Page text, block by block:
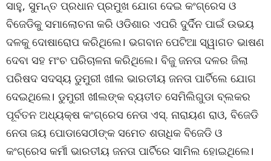
ସାହୁ, ସୁମନ୍ତ ପ୍ରଧାନ ପ୍ରମୁଖ ଯୋଗ ଦେଇ କଂଗ୍ରେସ ଓ
ବିଜେଡିକୁ ସମାଲୋଚନା କରି ଓଡିଶାର ଏପରି ଦୁର୍ଦିନ ପାଇଁ ଉଭୟ
ଦଳକୁ ଦୋଷାରୋପ କରିଥିଲେ। ଭଗବାନ ପେଟିଆ ସ୍ୱାଗତ ଭାଷଣ
ଦେବା ସହ ମଂଚ ପରିଚାଳନା କରିଥିଲେ। ବିଜୁ ଜନତା ଦଳର ଜିଲା
ପରିଷଦ ସଦସ୍ୟ ଡୁମୁରୀ ଖୀଲ ଭାରତୀୟ ଜନତା ପାର୍ଟିଲେ ଯୋଗ
ଦେଇଥିଲେ। ଡୁମୁରୀ ଖୀଲଙ୍କ ବ୍ୟତୀତ ସେମିଲିଗୁଡା ବ୍ଲକର
ପୂର୍ବତନ ଅଧ୍ୟକ୍ଷ କଂଗ୍ରେସ ନେତା ଏସ୍. ନାରାୟଣ ରାଓ, ବିଜେଡି
ନେତା ଜୟ ପୋଡାସେଠୀଙ୍କ ସମେତ ଶତାଧିକ ବିଜେଡି ଓ
କଂଗ୍ରେସ କର୍ମୀ ଭାରତୀୟ ଜନତା ପାର୍ଟିରେ ସାମିଲ ହୋଇଥିଲେ।